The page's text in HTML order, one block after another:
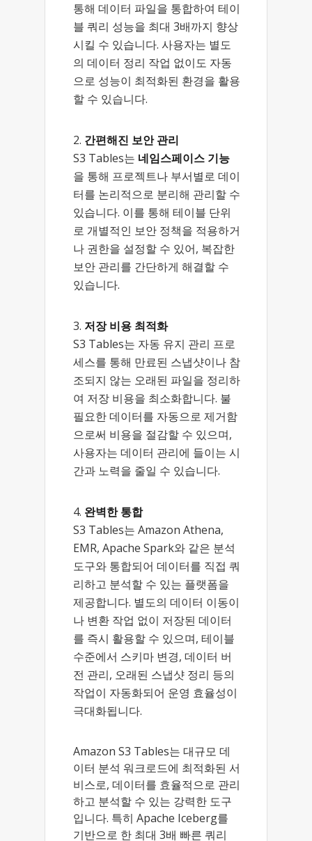
통해 데이터 파일을 통합하여 테이
블 쿼리 성능을 최대 3배까지 향상
시킬 수 있습니다. 사용자는 별도
의 데이터 정리 작업 없이도 자동
으로 성능이 최적화된 환경을 활용
할 수 있습니다.
간편해진 보안 관리
S3 Tables는 네임스페이스 기능
을 통해 프로젝트나 부서별로 데이
터를 논리적으로 분리해 관리할 수
있습니다. 이를 통해 테이블 단위
로 개별적인 보안 정책을 적용하거
나 권한을 설정할 수 있어, 복잡한
보안 관리를 간단하게 해결할 수
있습니다.
저장 비용 최적화
S3 Tables는 자동 유지 관리 프로
세스를 통해 만료된 스냅샷이나 참
조되지 않는 오래된 파일을 정리하
여 저장 비용을 최소화합니다. 불
필요한 데이터를 자동으로 제거함
으로써 비용을 절감할 수 있으며,
사용자는 데이터 관리에 들이는 시
간과 노력을 줄일 수 있습니다.
완벽한 통합
S3 Tables는 Amazon Athena,
EMR, Apache Spark와 같은 분석
도구와 통합되어 데이터를 직접 쿼
리하고 분석할 수 있는 플랫폼을
제공합니다. 별도의 데이터 이동이
나 변환 작업 없이 저장된 데이터
를 즉시 활용할 수 있으며, 테이블
수준에서 스키마 변경, 데이터 버
전 관리, 오래된 스냅샷 정리 등의
작업이 자동화되어 운영 효율성이
극대화됩니다.
Amazon S3 Tables는 대규모 데
이터 분석 워크로드에 최적화된 서
비스로, 데이터를 효율적으로 관리
하고 분석할 수 있는 강력한 도구
입니다. 특히 Apache Iceberg를
기반으로 한 최대 3배 빠른 쿼리